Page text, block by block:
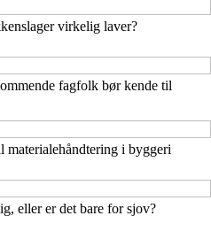
virkelig laver?
fagfolk bør kende til
i byggeri
eller er det bare for sjov?